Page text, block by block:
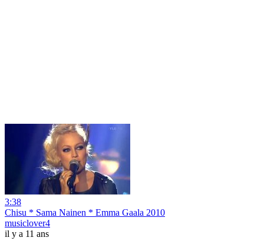
3:38
Chisu * Sama Nainen * Emma Gaala 2010
musiclover4
il y a 11 ans